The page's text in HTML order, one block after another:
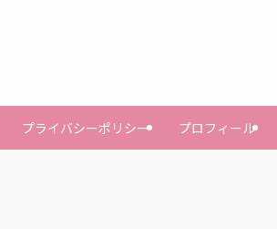
プライバシーポリシー プロフィール